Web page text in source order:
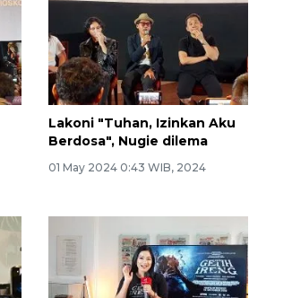
Lakoni "Tuhan, Izinkan Aku
Berdosa", Nugie dilema
01 May 2024 0:43 WIB, 2024